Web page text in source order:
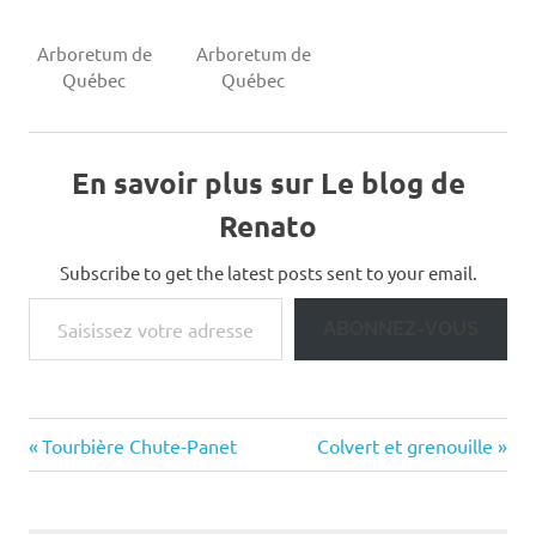
Arboretum de
Québec
Arboretum de
Québec
En savoir plus sur Le blog de
Renato
Subscribe to get the latest posts sent to your email.
Saisissez votre adresse e-mail…
Navigation
Previous
Post:
Tourbière Chute-Panet
Next
Post:
Colvert et grenouille